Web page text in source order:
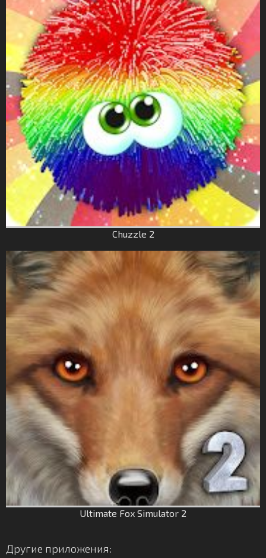
Chuzzle 2
Ultimate Fox Simulator 2
Другие приложения: